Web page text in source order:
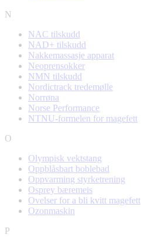
N
NAC tilskudd
NAD+ tilskudd
Nakkemassasje apparat
Neoprensokker
NMN tilskudd
Nordictrack tredemølle
Norrøna
Norse Performance
NTNU-formelen for magefett
O
Olympisk vektstang
Oppblåsbart boblebad
Oppvarming styrketrening
Osprey bæremeis
Ovelser for a bli kvitt magefett
Ozonmaskin
P